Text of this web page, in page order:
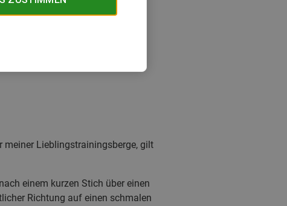
meiner Lieblingstrainingsberge, gilt
einem kurzen Stich über einen
Richtung auf einen schmalen